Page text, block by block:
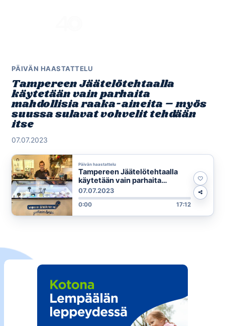
PÄIVÄN HAASTATTELU
Tampereen Jäätelötehtaalla
käytetään vain parhaita
mahdollisia raaka-aineita – myös
suussa sulavat vohvelit tehdään
itse
07.07.2023
Päivän haastattelu
Tampereen Jäätelötehtaalla
käytetään vain parhaita
mahdollisia raaka-aineita –
myös suussa sulavat vohvelit
tehdään itse
07.07.2023
0:00 17:12